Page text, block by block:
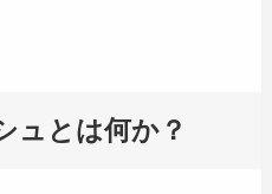
ュとは何か？